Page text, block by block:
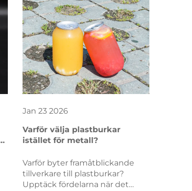
förkorta tid till marknaden.
Hämta din kostnadsfria DDP-
checklista redan idag.
Jan 23 2026
Varför välja plastburkar
istället för metall?
Varför byter framåtblickande
tillverkare till plastburkar?
Upptäck fördelarna när det